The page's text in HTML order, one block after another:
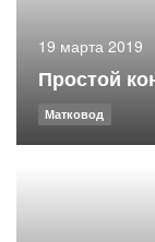
19 марта 2019
Простой
Матковод